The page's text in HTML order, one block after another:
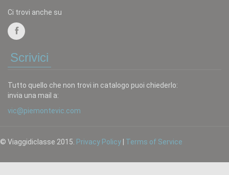
Ci trovi anche su
Scrivici
Tutto quello che non trovi in catalogo puoi chiederlo:
invia una mail a:
vic@piemontevic.com
© Viaggidiclasse 2015. Privacy Policy Terms of Service